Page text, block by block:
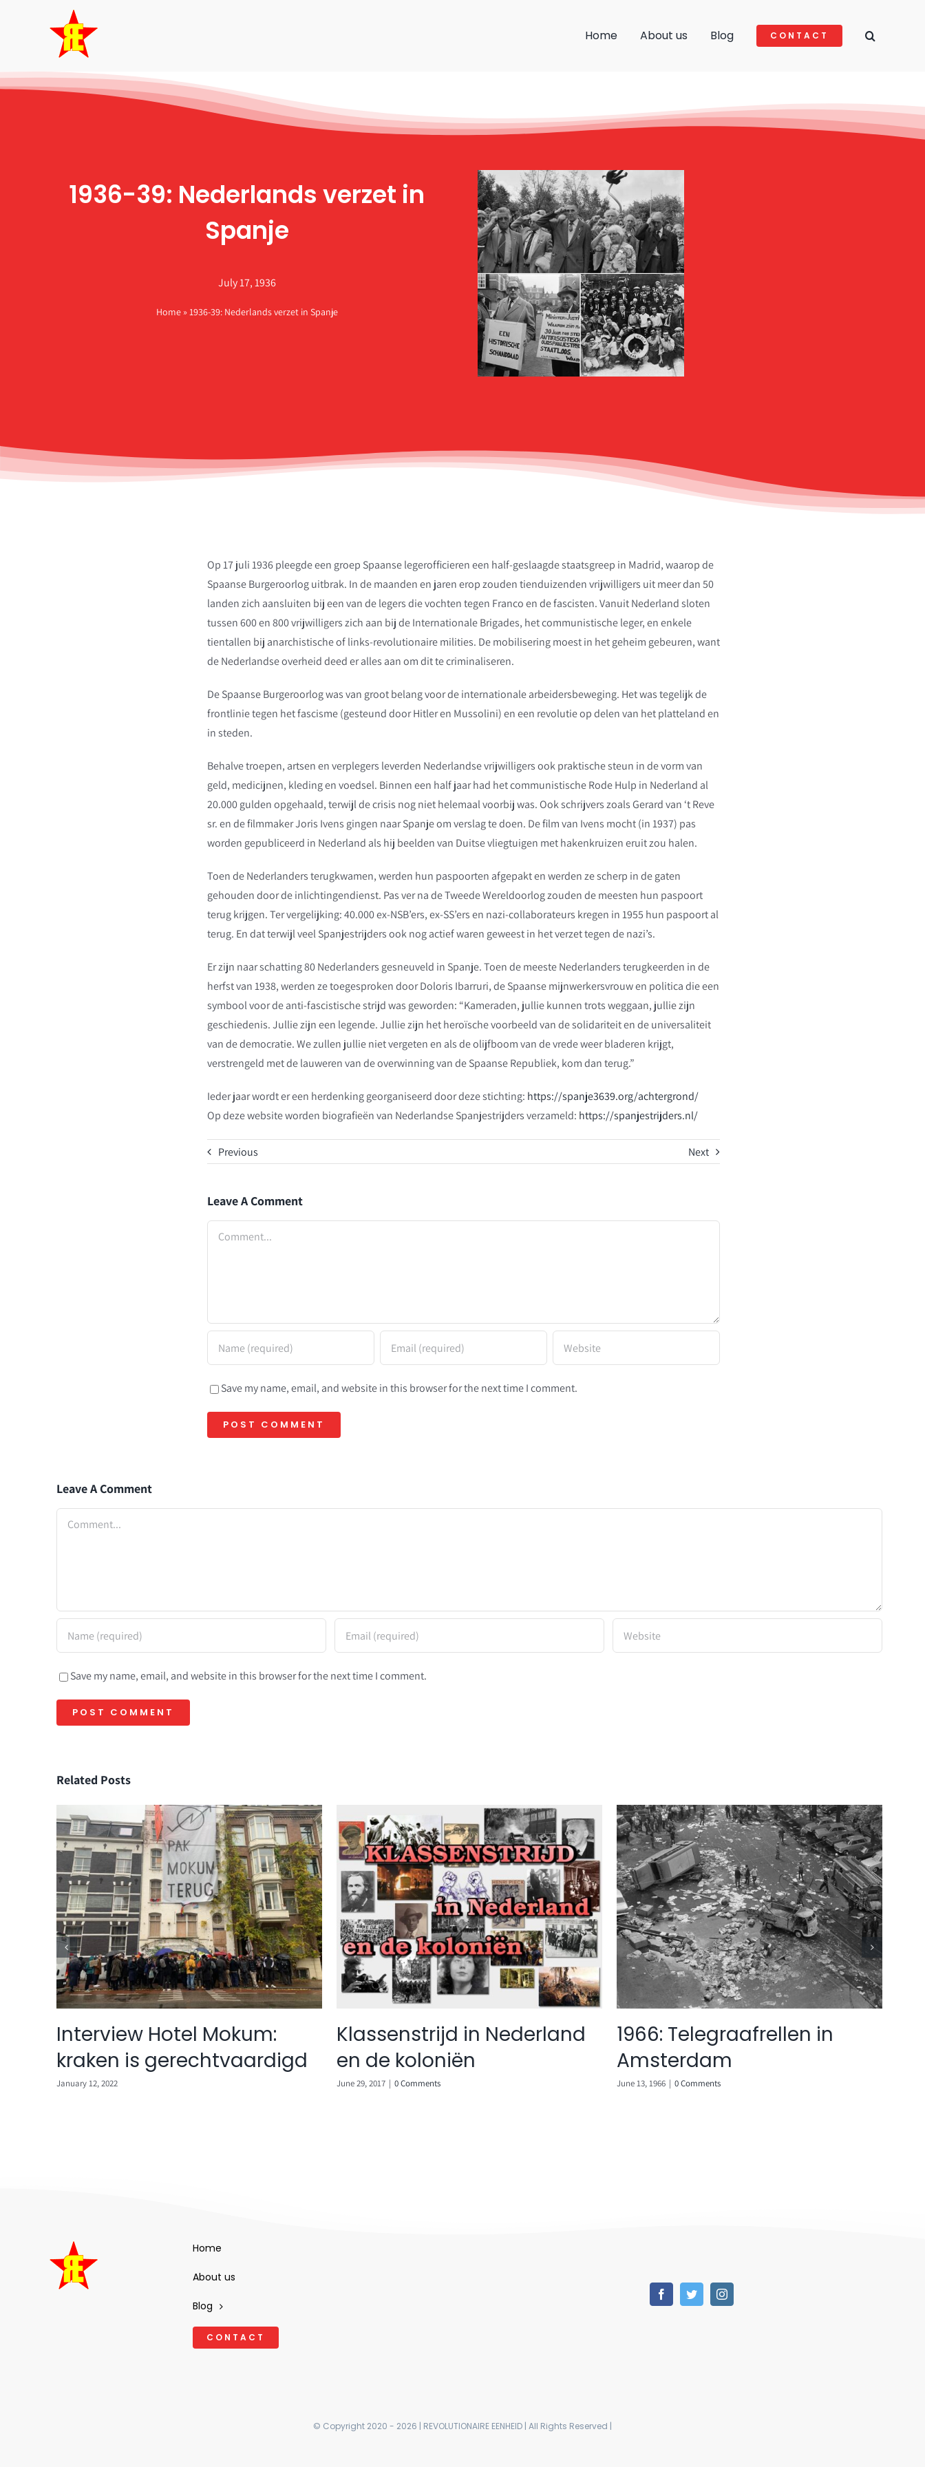
Home About us Blog CONTACT
1936-39: Nederlands verzet in
Spanje
July 17, 1936
Home»1936-39: Nederlands verzet in Spanje
Op 17 juli 1936 pleegde een groep Spaanse legerofficieren een half-geslaagde staatsgreep in Madrid, waarop de
Spaanse Burgeroorlog uitbrak. In de maanden en jaren erop zouden tienduizenden vrijwilligers uit meer dan 50
landen zich aansluiten bij een van de legers die vochten tegen Franco en de fascisten. Vanuit Nederland sloten
tussen 600 en 800 vrijwilligers zich aan bij de Internationale Brigades, het communistische leger, en enkele
tientallen bij anarchistische of links-revolutionaire milities. De mobilisering moest in het geheim gebeuren, want
de Nederlandse overheid deed er alles aan om dit te criminaliseren.
De Spaanse Burgeroorlog was van groot belang voor de internationale arbeidersbeweging. Het was tegelijk de
frontlinie tegen het fascisme (gesteund door Hitler en Mussolini) en een revolutie op delen van het platteland en
in steden.
Behalve troepen, artsen en verplegers leverden Nederlandse vrijwilligers ook praktische steun in de vorm van
geld, medicijnen, kleding en voedsel. Binnen een half jaar had het communistische Rode Hulp in Nederland al
20.000 gulden opgehaald, terwijl de crisis nog niet helemaal voorbij was. Ook schrijvers zoals Gerard van ‘t Reve
sr. en de filmmaker Joris Ivens gingen naar Spanje om verslag te doen. De film van Ivens mocht (in 1937) pas
worden gepubliceerd in Nederland als hij beelden van Duitse vliegtuigen met hakenkruizen eruit zou halen.
Toen de Nederlanders terugkwamen, werden hun paspoorten afgepakt en werden ze scherp in de gaten
gehouden door de inlichtingendienst. Pas ver na de Tweede Wereldoorlog zouden de meesten hun paspoort
terug krijgen. Ter vergelijking: 40.000 ex-NSB’ers, ex-SS’ers en nazi-collaborateurs kregen in 1955 hun paspoort al
terug. En dat terwijl veel Spanjestrijders ook nog actief waren geweest in het verzet tegen de nazi’s.
Er zijn naar schatting 80 Nederlanders gesneuveld in Spanje. Toen de meeste Nederlanders terugkeerden in de
herfst van 1938, werden ze toegesproken door Doloris Ibarruri, de Spaanse mijnwerkersvrouw en politica die een
symbool voor de anti-fascistische strijd was geworden: “Kameraden, jullie kunnen trots weggaan, jullie zijn
geschiedenis. Jullie zijn een legende. Jullie zijn het heroïsche voorbeeld van de solidariteit en de universaliteit
van de democratie. We zullen jullie niet vergeten en als de olijfboom van de vrede weer bladeren krijgt,
verstrengeld met de lauweren van de overwinning van de Spaanse Republiek, kom dan terug.”
Ieder jaar wordt er een herdenking georganiseerd door deze stichting: https://spanje3639.org/achtergrond/
Op deze website worden biografieën van Nederlandse Spanjestrijders verzameld: https://spanjestrijders.nl/
Previous Next
Leave A Comment
Save my name, email, and website in this browser for the next time I comment.
Leave A Comment
Save my name, email, and website in this browser for the next time I comment.
Related Posts
Interview Hotel Mokum:
kraken is gerechtvaardigd
January 12, 2022
Klassenstrijd in Nederland
en de koloniën
June 29, 2017 | 0 Comments
1966: Telegraafrellen in
Amsterdam
June 13, 1966 | 0 Comments
Home
About us
Blog
CONTACT
© Copyright 2020 - 2026 | REVOLUTIONAIRE EENHEID | All Rights Reserved |